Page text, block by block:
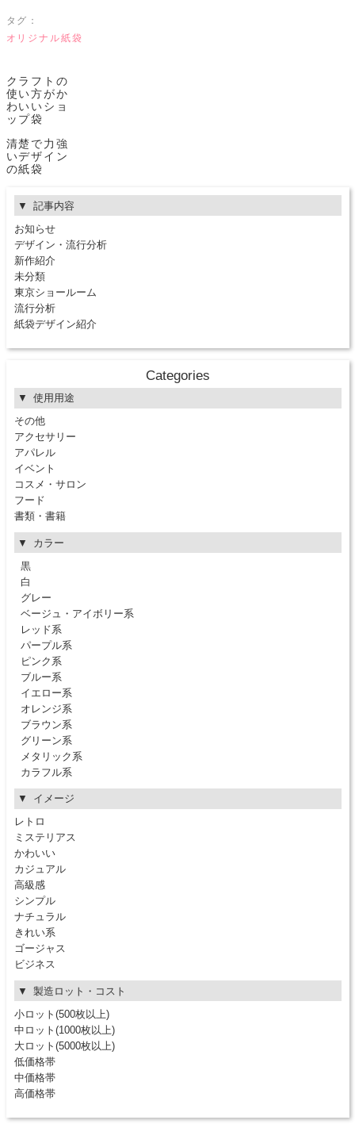
タグ：
オリジナル紙袋
クラフトの
使い方がか
わいいショ
ップ袋
清楚で力強
いデザイン
の紙袋
記事内容
お知らせ
デザイン・流行分析
新作紹介
未分類
東京ショールーム
流行分析
紙袋デザイン紹介
Categories
使用用途
その他
アクセサリー
アパレル
イベント
コスメ・サロン
フード
書類・書籍
カラー
黒
白
グレー
ベージュ・アイボリー系
レッド系
パープル系
ピンク系
ブルー系
イエロー系
オレンジ系
ブラウン系
グリーン系
メタリック系
カラフル系
イメージ
レトロ
ミステリアス
かわいい
カジュアル
高級感
シンプル
ナチュラル
きれい系
ゴージャス
ビジネス
製造ロット・コスト
小ロット(500枚以上)
中ロット(1000枚以上)
大ロット(5000枚以上)
低価格帯
中価格帯
高価格帯